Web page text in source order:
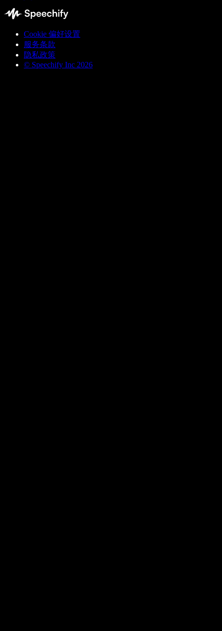
Cookie 偏好设置
服务条款
隐私政策
© Speechify Inc 2026